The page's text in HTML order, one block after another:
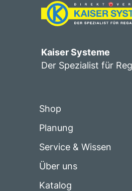
Kaiser Systeme
Der Spezialist für
Shop
Planung
Service & Wissen
Über uns
Katalog